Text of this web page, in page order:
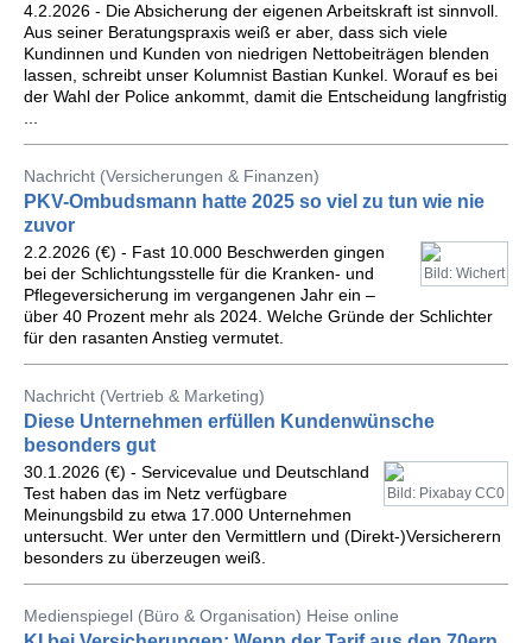
4.2.2026 - Die Absicherung der eigenen Arbeitskraft ist sinnvoll.
Aus seiner Beratungspraxis weiß er aber, dass sich viele
Kundinnen und Kunden von niedrigen Nettobeiträgen blenden
lassen, schreibt unser Kolumnist Bastian Kunkel. Worauf es bei
der Wahl der Police ankommt, damit die Entscheidung langfristig
Nachricht (Versicherungen & Finanzen)
PKV-Ombudsmann hatte 2025 so viel zu tun wie nie
zuvor
Bild: Wichert
2.2.2026 (€) - Fast 10.000 Beschwerden gingen
bei der Schlichtungsstelle für die Kranken- und
Pflegeversicherung im vergangenen Jahr ein –
über 40 Prozent mehr als 2024. Welche Gründe der Schlichter
für den rasanten Anstieg vermutet.
Nachricht (Vertrieb & Marketing)
Diese Unternehmen erfüllen Kundenwünsche
besonders gut
Bild: Pixabay CC0
30.1.2026 (€) - Servicevalue und Deutschland
Test haben das im Netz verfügbare
Meinungsbild zu etwa 17.000 Unternehmen
untersucht. Wer unter den Vermittlern und (Direkt-)Versicherern
besonders zu überzeugen weiß.
Medienspiegel (Büro & Organisation) Heise online